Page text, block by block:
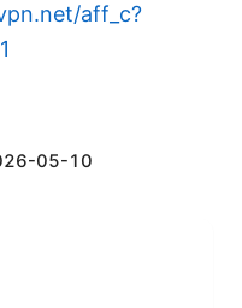
aff_c?
05-10